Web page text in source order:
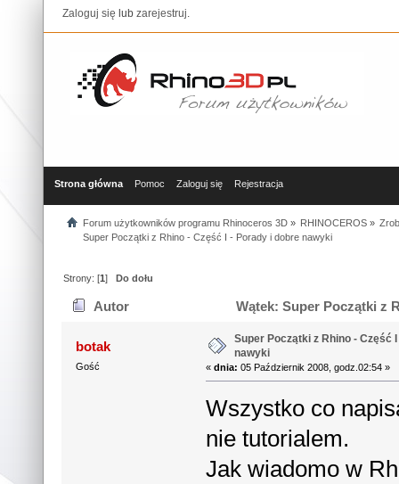
Zaloguj się lub zarejestruj.
Strona główna Pomoc Zaloguj się Rejestracja
Forum użytkowników programu Rhinoceros 3D» RHINOCEROS»
Super Początki z Rhino - Część I - Porady i dobre nawyki
Strony: [1]Do dołu
Autor Wątek: Super Początki z
botak
Gość
Super Początki z Rhino - Część
nawyki
«dnia: 05 Październik 2008, godz.02:54 »
Wszystko co
nie tutorialem.
Jak wiadomo w